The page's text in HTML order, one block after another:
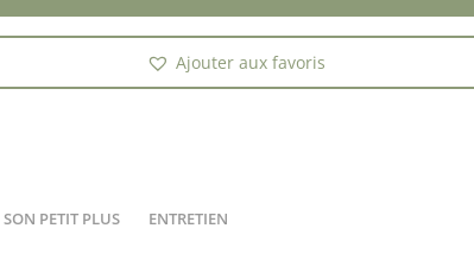
Ajouter aux favoris
SON PETIT PLUS ENTRETIEN